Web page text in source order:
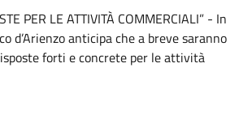
PER LE ATTIVITÀ COMMERCIALI” - In
d’Arienzo anticipa che a breve saranno
forti e concrete per le attività